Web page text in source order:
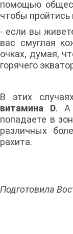
помощью
чтобы
- если вы
вас смуглая
очках, думая,
горячего
В этих
витамина D. А
попадаете в
различных
рахита.
Подготовила